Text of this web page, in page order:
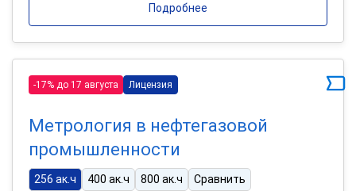
Подробнее
-17% до 17 августа Лицензия
Метрология в нефтегазовой
промышленности
256 ак.ч 400 ак.ч 800 ак.ч Сравнить